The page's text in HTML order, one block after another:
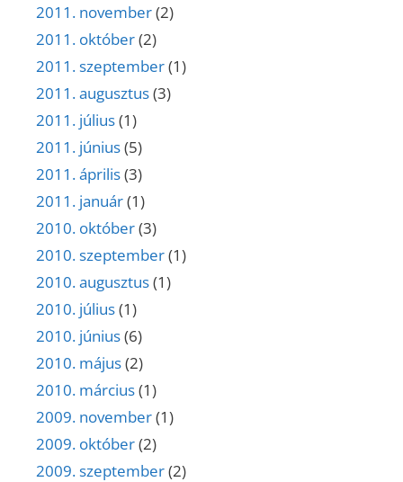
2011. november(2)
2011. október(2)
2011. szeptember(1)
2011. augusztus(3)
2011. július(1)
2011. június(5)
2011. április(3)
2011. január(1)
2010. október(3)
2010. szeptember(1)
2010. augusztus(1)
2010. július(1)
2010. június(6)
2010. május(2)
2010. március(1)
2009. november(1)
2009. október(2)
2009. szeptember(2)